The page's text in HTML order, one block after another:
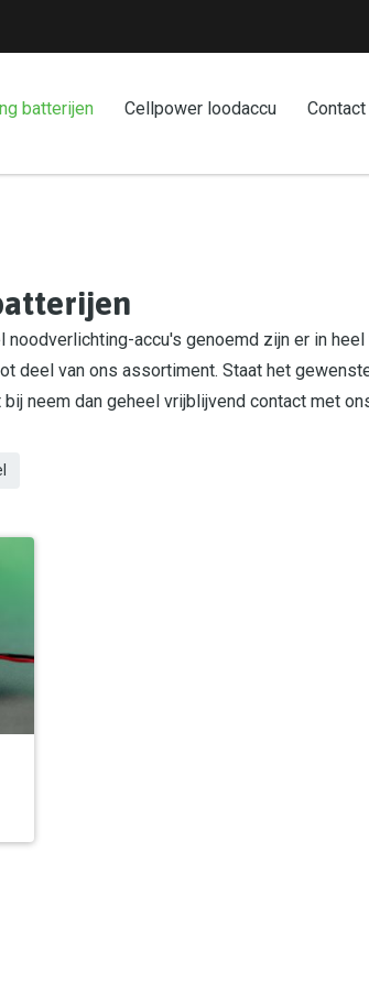
batterijen Cellpower loodaccu Contact
accu's genoemd zijn er in
deel van ons assortiment. Staat het
neem dan geheel vrijblijvend contact met